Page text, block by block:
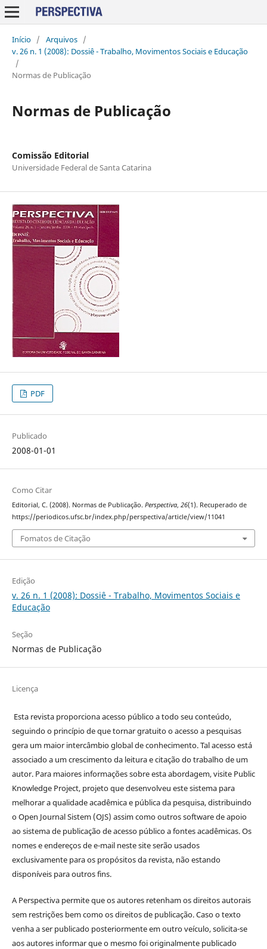
Início / Arquivos /
v. 26 n. 1 (2008): Dossiê - Trabalho, Movimentos Sociais e Educação
/
Normas de Publicação
Normas de Publicação
Comissão Editorial
Universidade Federal de Santa Catarina
PDF
Publicado
2008-01-01
Como Citar
Editorial, C. (2008). Normas de Publicação. Perspectiva, 26(1). Recuperado de
https://periodicos.ufsc.br/index.php/perspectiva/article/view/11041
Fomatos de Citação
Edição
v. 26 n. 1 (2008): Dossiê - Trabalho, Movimentos Sociais e
Educação
Seção
Normas de Publicação
Licença
Esta revista proporciona acesso público a todo seu conteúdo,
seguindo o princípio de que tornar gratuito o acesso a pesquisas
gera um maior intercâmbio global de conhecimento. Tal acesso está
associado a um crescimento da leitura e citação do trabalho de um
autor. Para maiores informações sobre esta abordagem, visite Public
Knowledge Project, projeto que desenvolveu este sistema para
melhorar a qualidade acadêmica e pública da pesquisa, distribuindo
o Open Journal Sistem (OJS) assim como outros software de apoio
ao sistema de publicação de acesso público a fontes acadêmicas. Os
nomes e endereços de e-mail neste site serão usados
exclusivamente para os propósitos da revista, não estando
disponíveis para outros fins.
A Perspectiva permite que os autores retenham os direitos autorais
sem restrições bem como os direitos de publicação. Caso o texto
venha a ser publicado posteriormente em outro veículo, solicita-se
aos autores informar que o mesmo foi originalmente publicado